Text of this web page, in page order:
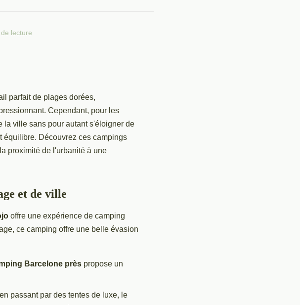
lecture
parfait de plages dorées,
Cependant, pour les
la ville sans pour autant s'éloigner de
équilibre. Découvrez ces campings
proximité de l'urbanité à une
et de ville
offre une expérience de camping
ce camping offre une belle évasion
Barcelone près propose un
passant par des tentes de luxe, le